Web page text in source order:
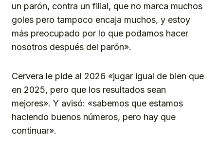
un parón, contra un filial, que no marca muchos
goles pero tampoco encaja muchos, y estoy
más preocupado por lo que podamos hacer
nosotros después del parón».
Cervera le pide al 2026 «jugar igual de bien que
en 2025, pero que los resultados sean
mejores». Y avisó: «sabemos que estamos
haciendo buenos números, pero hay que
continuar».